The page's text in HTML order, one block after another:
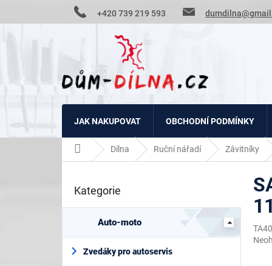
+420 739 219 593
JAK NAKUPOVAT OBCHODNÍ PODMÍNKY
Domů Dílna Ruční nářadí Závitníky
t
a
Přeskočit
Kategorie
Auto-moto
Zvedáky pro autoservis